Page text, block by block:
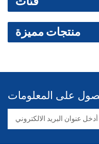
منتجات مميزة